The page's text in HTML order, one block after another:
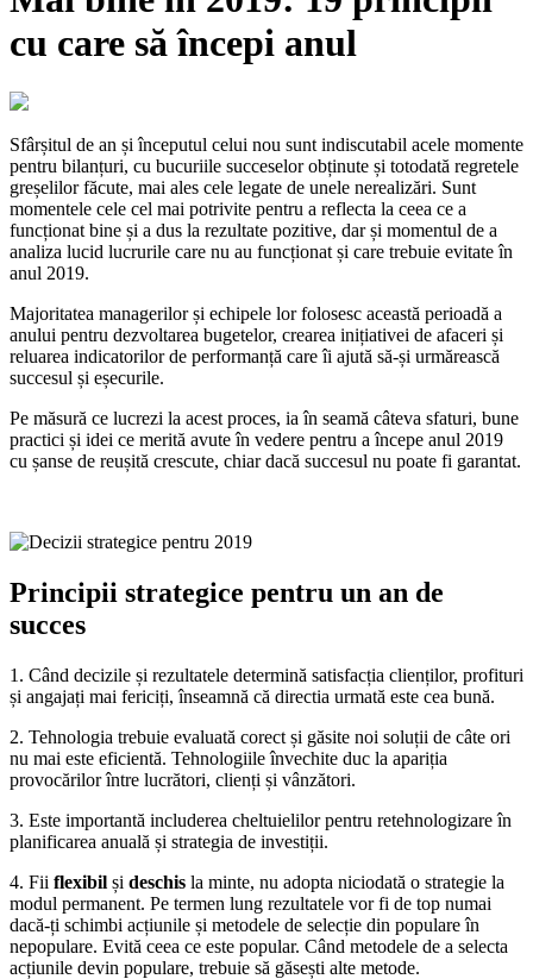
cu care să începi anul
Sfârșitul de an și începutul celui nou sunt indiscutabil acele momente
pentru bilanțuri, cu bucuriile succeselor obținute și totodată regretele
greșelilor făcute, mai ales cele legate de unele nerealizări. Sunt
momentele cele cel mai potrivite pentru a reflecta la ceea ce a
funcționat bine și a dus la rezultate pozitive, dar și momentul de a
analiza lucid lucrurile care nu au funcționat și care trebuie evitate în
anul 2019.
Majoritatea managerilor și echipele lor folosesc această perioadă a
anului pentru dezvoltarea bugetelor, crearea inițiativei de afaceri și
reluarea indicatorilor de performanță care îi ajută să-și urmărească
succesul și eșecurile.
Pe măsură ce lucrezi la acest proces, ia în seamă câteva sfaturi, bune
practici și idei ce merită avute în vedere pentru a începe anul 2019
cu șanse de reușită crescute, chiar dacă succesul nu poate fi garantat.
Principii strategice pentru un an de
succes
1. Când decizile și rezultatele determină satisfacția clienților, profituri
și angajați mai fericiți, înseamnă că directia urmată este cea bună.
2. Tehnologia trebuie evaluată corect și găsite noi soluții de câte ori
nu mai este eficientă. Tehnologiile învechite duc la apariția
provocărilor între lucrători, clienți și vânzători.
3. Este importantă includerea cheltuielilor pentru retehnologizare în
planificarea anuală și strategia de investiții.
4. Fii flexibil și deschis la minte, nu adopta niciodată o strategie la
modul permanent. Pe termen lung rezultatele vor fi de top numai
dacă-ți schimbi acțiunile și metodele de selecție din populare în
nepopulare. Evită ceea ce este popular. Când metodele de a selecta
acțiunile devin populare, trebuie să găsești alte metode.